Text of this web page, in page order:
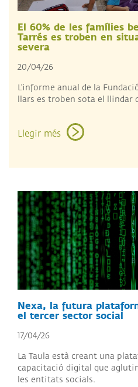
El 60% de les famílies
Tarrés es troben en
severa
20/04/26
L'informe anual de la
llars es troben sota el llindar
Llegir més
Nexa, la futura
el tercer sector social
17/04/26
La Taula està creant una
capacitació digital que
les entitats socials.